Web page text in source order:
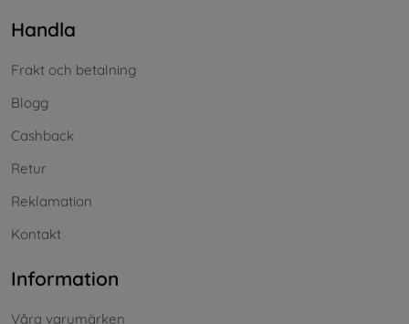
Handla
Frakt och betalning
Blogg
Cashback
Retur
Reklamation
Kontakt
Information
Våra varumärken